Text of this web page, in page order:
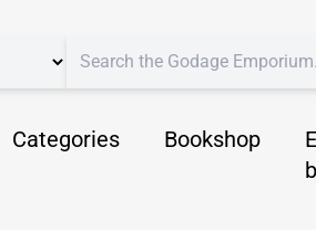
Categories Bookshop